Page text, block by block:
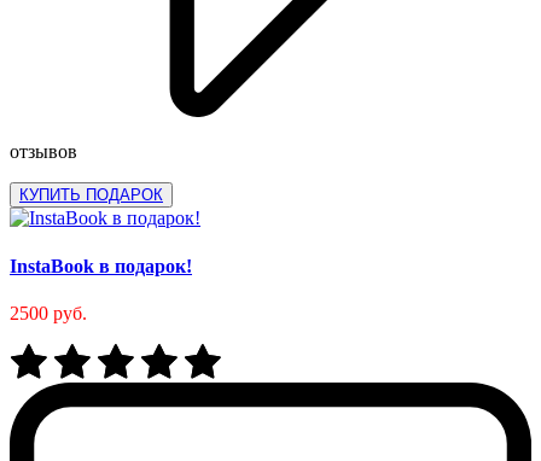
отзывов
КУПИТЬ ПОДАРОК
InstaBook в подарок!
2500 руб.